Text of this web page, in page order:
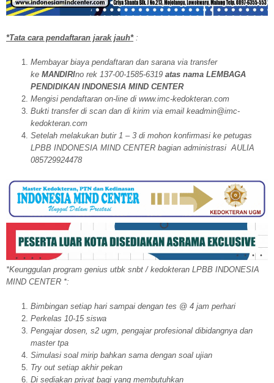
*Tata cara pendaftaran jarak jauh*:
Membayar biaya pendaftaran dan sarana via transfer
ke MANDIRIno rek 137-00-1585-6319 atas nama LEMBAGA
PENDIDIKAN INDONESIA MIND CENTER
Mengisi pendaftaran on-line di www.imc-kedokteran.com
Bukti transfer di scan dan di kirim via email keadmin@imc-
kedokteran.com
Setelah melakukan butir 1 – 3 di mohon konfirmasi ke petugas
LPBB INDONESIA MIND CENTER bagian administrasi AULIA
085729924478
*Keunggulan program genius utbk snbt / kedokteran LPBB INDONESIA
MIND CENTER *:
Bimbingan setiap hari sampai dengan tes @ 4 jam perhari
Perkelas 10-15 siswa
Pengajar dosen, s2 ugm, pengajar profesional dibidangnya dan
master tpa
Simulasi soal mirip bahkan sama dengan soal ujian
Try out setiap akhir pekan
Di sediakan privat bagi yang membutuhkan